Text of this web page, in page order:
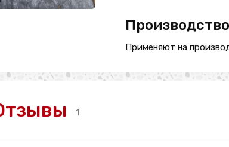
Производство
Применяют на
1